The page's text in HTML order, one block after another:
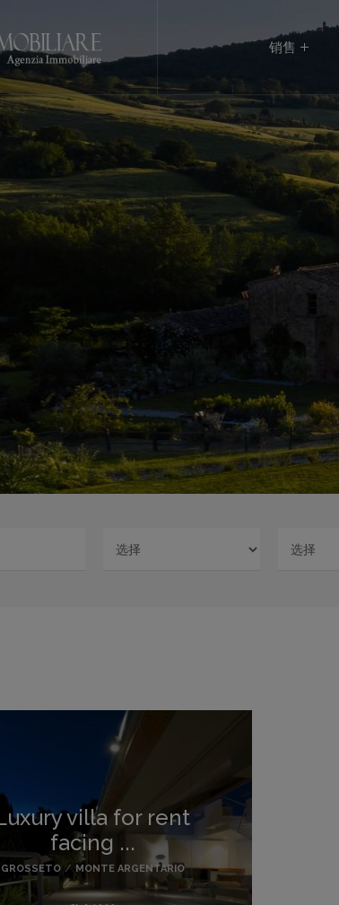
销售
villa for rent
facing ...
GROSSETO / MONTE ARGENTARIO